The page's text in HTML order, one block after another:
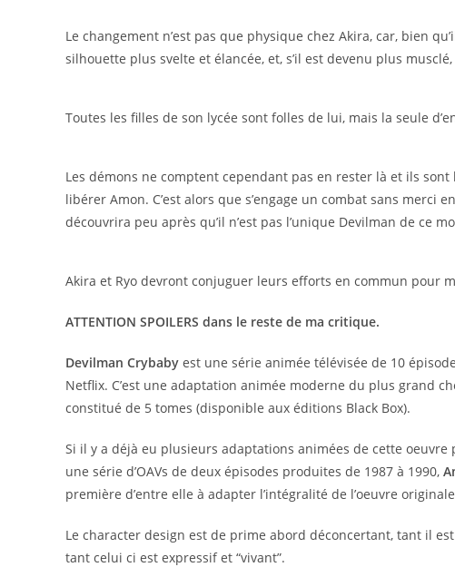
Le changement n’est pas que physique chez Akira, car, bien
silhouette plus svelte et élancée, et, s’il est devenu plus
Toutes les filles de son lycée sont folles de lui, mais la seule
Les démons ne comptent cependant pas en rester là et ils
libérer Amon. C’est alors que s’engage un combat sans merci
découvrira peu après qu’il n’est pas l’unique Devilman de ce
Akira et Ryo devront conjuguer leurs efforts en commun pour
ATTENTION SPOILERS dans le reste de ma critique.
Devilman Crybaby est une série animée télévisée de 10
Netflix. C’est une adaptation animée moderne du plus grand
constitué de 5 tomes (disponible aux éditions Black Box).
Si il y a déjà eu plusieurs adaptations animées de cette
une série d’OAVs de deux épisodes produites de 1987 à 1990,
première d’entre elle à adapter l’intégralité de l’oeuvre
Le character design est de prime abord déconcertant, tant il
tant celui ci est expressif et “vivant”.